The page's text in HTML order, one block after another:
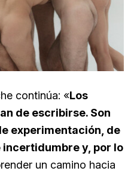
continúa: «Los
de escribirse. Son
experimentación, de
y, por lo
un camino hacia